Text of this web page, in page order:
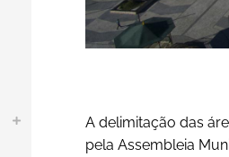
A delimitação das
pela Assembleia